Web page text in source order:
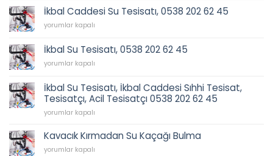
için
için
İkbal Caddesi Su Tesisatı, 0538 202 62 45
İkbal
Su
Tesisatı,
0538
62
45
için
yorumlar kapalı
İkbal Su Tesisatı, 0538 202 62 45
İkbal
Tesisatı,
0538
202
62
için
yorumlar kapalı
İkbal Su Tesisatı, İkbal Caddesi Sıhhi Tesisat,
Tesisatçı, Acil Tesisatçı 0538 202 62 45
İkbal
Tesisatı,
İkbal
Caddesi
yorumlar kapalı
Kavacık Kırmadan Su Kaçağı Bulma
Kavacık
yorumlar kapalı